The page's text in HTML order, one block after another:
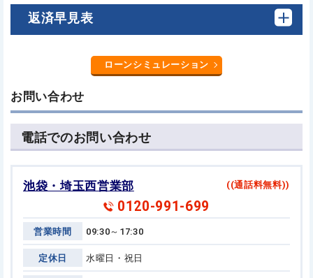
返済早見表
ローンシミュレーション
お問い合わせ
電話でのお問い合わせ
池袋・埼玉西営業部 ((通話料無料))
0120-991-699
営業時間 09:30～17:30
定休日 水曜日・祝日